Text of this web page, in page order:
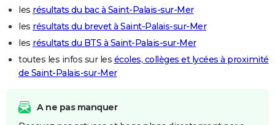
les résultats du bac à Saint-Palais-sur-Mer
les résultats du brevet à Saint-Palais-sur-Mer
les résultats du BTS à Saint-Palais-sur-Mer
toutes les infos sur les écoles, collèges et lycées à proximité
de Saint-Palais-sur-Mer
A ne pas manquer